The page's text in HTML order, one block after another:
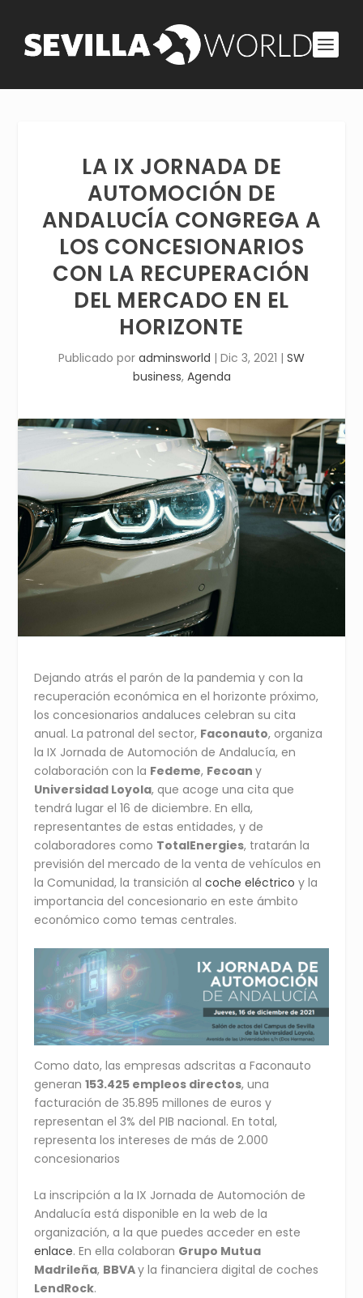
LA IX JORNADA DE
AUTOMOCIÓN DE
ANDALUCÍA CONGREGA A
LOS CONCESIONARIOS
CON LA RECUPERACIÓN
DEL MERCADO EN EL
HORIZONTE
Publicado por adminsworld | Dic 3, 2021 | SW
business, Agenda
Dejando atrás el parón de la pandemia y con la
recuperación económica en el horizonte próximo,
los concesionarios andaluces celebran su cita
anual. La patronal del sector, Faconauto, organiza
la IX Jornada de Automoción de Andalucía, en
colaboración con la Fedeme, Fecoany
Universidad Loyola, que acoge una cita que
tendrá lugar el 16 de diciembre. En ella,
representantes de estas entidades, y de
colaboradores como TotalEnergies, tratarán la
previsión del mercado de la venta de vehículos en
la Comunidad, la transición alcoche eléctrico y la
importancia del concesionario en este ámbito
económico como temas centrales.
Como dato, las empresas adscritas a Faconauto
generan153.425 empleos directos, una
facturación de 35.895 millones de euros y
representan el 3% del PIB nacional. En total,
representa los intereses de más de 2.000
concesionarios
La inscripción a la IX Jornada de Automoción de
Andalucía está disponible en la web de la
organización, a la que puedes acceder en este
enlace. En ella colaboran Grupo Mutua
Madrileña, BBVAy la financiera digital de coches
LendRock.